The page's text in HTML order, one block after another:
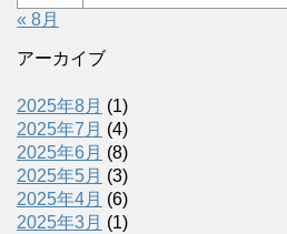
« 8月
アーカイブ
2025年8月 (1)
2025年7月 (4)
2025年6月 (8)
2025年5月 (3)
2025年4月 (6)
2025年3月 (1)